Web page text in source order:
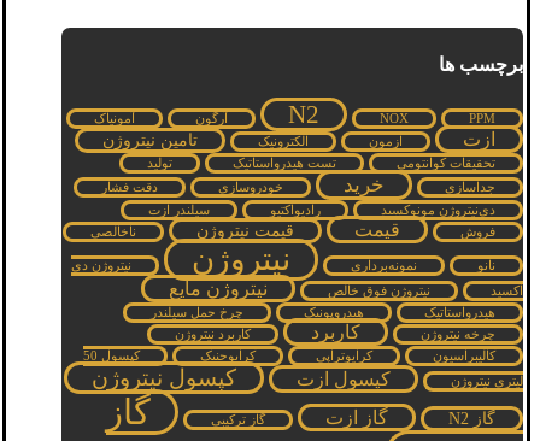
برچسب ها
N2 NOX PPM آرگون آمونیاک
ازت ازمون الکترونیک تامین نیتروژن
تحقیقات کوانتومی تست هیدرواستاتیک
تولید
جداسازی
خرید خودروسازی
دقت فشار
دی‌نیتروژن مونوکسید
رادیواکتیو
سیلندر ازت
فروش
قیمت قیمت نیتروژن ناخالصی
نانو نمونه‌برداری نیتروژن
نیتروژن دی
اکسید
نیتروژن فوق خالص نیتروژن مایع
هیدرواستاتیک هیدروپونیک
چرخ حمل سیلندر
چرخه نیتروژن
کاربرد
کاربرد نیتروژن
کالیبراسیون
کرایوتراپی کرایوجنیک
کپسول 50
لیتری نیتروژن
کپسول ازت کپسول نیتروژن
گاز N2 گاز ازت گاز ترکیبی
گاز